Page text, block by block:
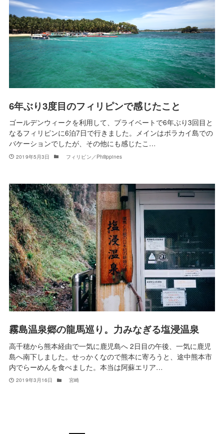
6年ぶり3度目のフィリピンで感じたこと
ゴールデンウィークを利用して、プライベートで6年ぶり3回目と
なるフィリピンに6泊7日で行きました。メインはボラカイ島での
バケーションでしたが、その他にも感じたこ…
2019年5月3日 フィリピン／Philippines
霧島温泉郷の龍馬巡り。力みなぎる塩浸温泉
高千穂から熊本経由で一気に鹿児島へ 2日目の午後、一気に鹿児
島へ南下しました。せっかくなので熊本に寄ろうと、途中熊本市
内でらーめんを食べました。本当は阿蘇エリア…
2019年3月16日 宮崎